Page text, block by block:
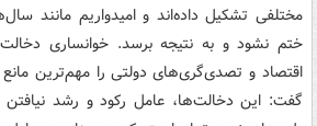
مختلفی تشکیل داده‌اند و امیدواریم مانند
ختم نشود و به نتیجه برسد. خوانساری
اقتصاد و تصدی‌گری‌های دولتی را مهم‌ترین
گفت: این دخالت‌ها، عامل رکود و رشد نیافتن